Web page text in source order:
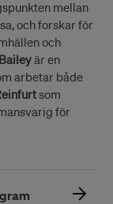
mellan
och forskar för
och
är en
arbetar både
som
för